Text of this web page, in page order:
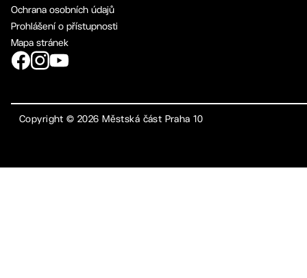
Ochrana osobních údajů
Prohlášení o přístupnosti
Mapa stránek
Copyright ©2026 Městská část Praha 10